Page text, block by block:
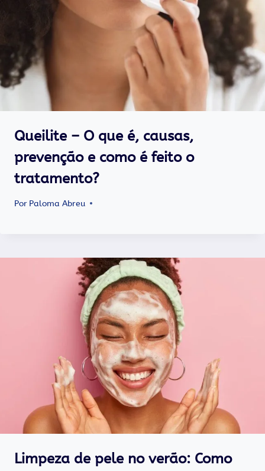
Queilite – O que é, causas,
prevenção e como é feito o
tratamento?
Por Paloma Abreu
Limpeza de pele no verão: Como